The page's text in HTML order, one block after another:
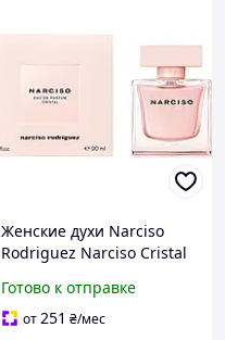
Женские духи Narciso
Rodriguez Narciso Cristal
Нарцисо Кристал) 90 ml/
мл
Готово к отправке
от251 ₴/мес